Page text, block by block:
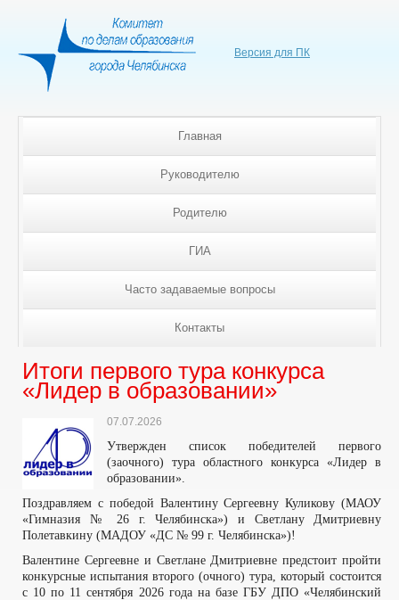
Версия для ПК
Главная
Руководителю
Родителю
ГИА
Часто задаваемые вопросы
Контакты
Итоги первого тура конкурса
«Лидер в образовании»
07.07.2026
Утвержден список победителей первого
(заочного) тура областного конкурса «Лидер в
образовании».
Поздравляем с победой Валентину Сергеевну Куликову (МАОУ
«Гимназия № 26 г. Челябинска») и Светлану Дмитриевну
Полетавкину (МАДОУ «ДС № 99 г. Челябинска»)!
Валентине Сергеевне и Светлане Дмитриевне предстоит пройти
конкурсные испытания второго (очного) тура, который состоится
с 10 по 11 сентября 2026 года на базе ГБУ ДПО «Челябинский